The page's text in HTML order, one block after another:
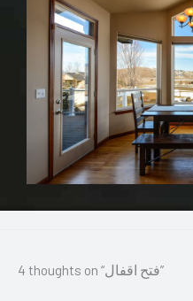
4 thoughts on “فتح اقفال”